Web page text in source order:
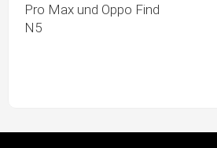
Pro Max und Oppo Find
N5